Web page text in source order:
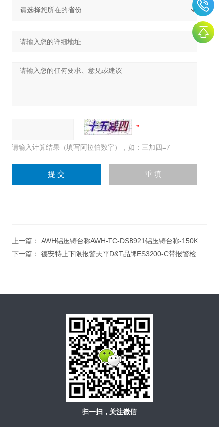
请输入计算结果（填写阿拉伯数字），如：三加四=7
上一篇： AWH铝压铸台称AWH-TC-DSB921铝压铸台称-150KG 上海英展电子称
下一篇： 德安特上下限报警天平D&T品牌ES3200-C带报警检重电子天平max:3200g/d=0.01g
扫一扫，关注微信